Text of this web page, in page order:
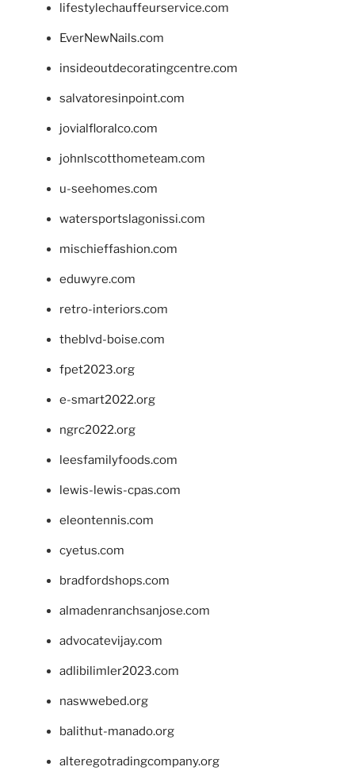
lifestylechauffeurservice.com
EverNewNails.com
insideoutdecoratingcentre.com
salvatoresinpoint.com
jovialfloralco.com
johnlscotthometeam.com
u-seehomes.com
watersportslagonissi.com
mischieffashion.com
eduwyre.com
retro-interiors.com
theblvd-boise.com
fpet2023.org
e-smart2022.org
ngrc2022.org
leesfamilyfoods.com
lewis-lewis-cpas.com
eleontennis.com
cyetus.com
bradfordshops.com
almadenranchsanjose.com
advocatevijay.com
adlibilimler2023.com
naswwebed.org
balithut-manado.org
alteregotradingcompany.org